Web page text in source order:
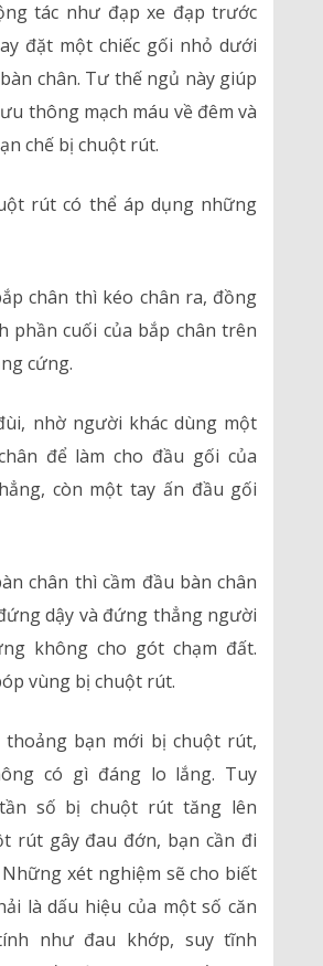
tác như đạp xe đạp trước
đặt một chiếc gối nhỏ dưới
chân. Tư thế ngủ này giúp
thông mạch máu về đêm và
chế bị chuột rút.
rút có thể áp dụng những
chân thì kéo chân ra, đồng
phần cuối của bắp chân trên
cứng.
nhờ người khác dùng một
để làm cho đầu gối của
còn một tay ấn đầu gối
chân thì cầm đầu bàn chân
dậy và đứng thẳng người
không cho gót chạm đất.
vùng bị chuột rút.
bạn mới bị chuột rút,
có gì đáng lo lắng. Tuy
số bị chuột rút tăng lên
rút gây đau đớn, bạn cần đi
Những xét nghiệm sẽ cho biết
là dấu hiệu của một số căn
như đau khớp, suy tĩnh